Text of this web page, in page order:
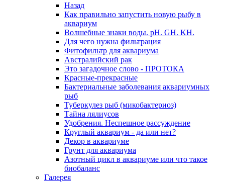
Назад
Как правильно запустить новую рыбу в
аквариум
Волшебные знаки воды. рН. GH. KH.
Для чего нужна фильтрация
Фитофильтр для аквариума
Австралийский рак
Это загадочное слово - ПРОТОКА
Красные-прекрасные
Бактериальные заболевания аквариумных
рыб
Туберкулез рыб (микобактериоз)
Тайна лялиусов
Удобрения. Неспешное рассуждение
Круглый аквариум - да или нет?
Декор в аквариуме
Грунт для аквариума
Азотный цикл в аквариуме или что такое
биобаланс
Галерея